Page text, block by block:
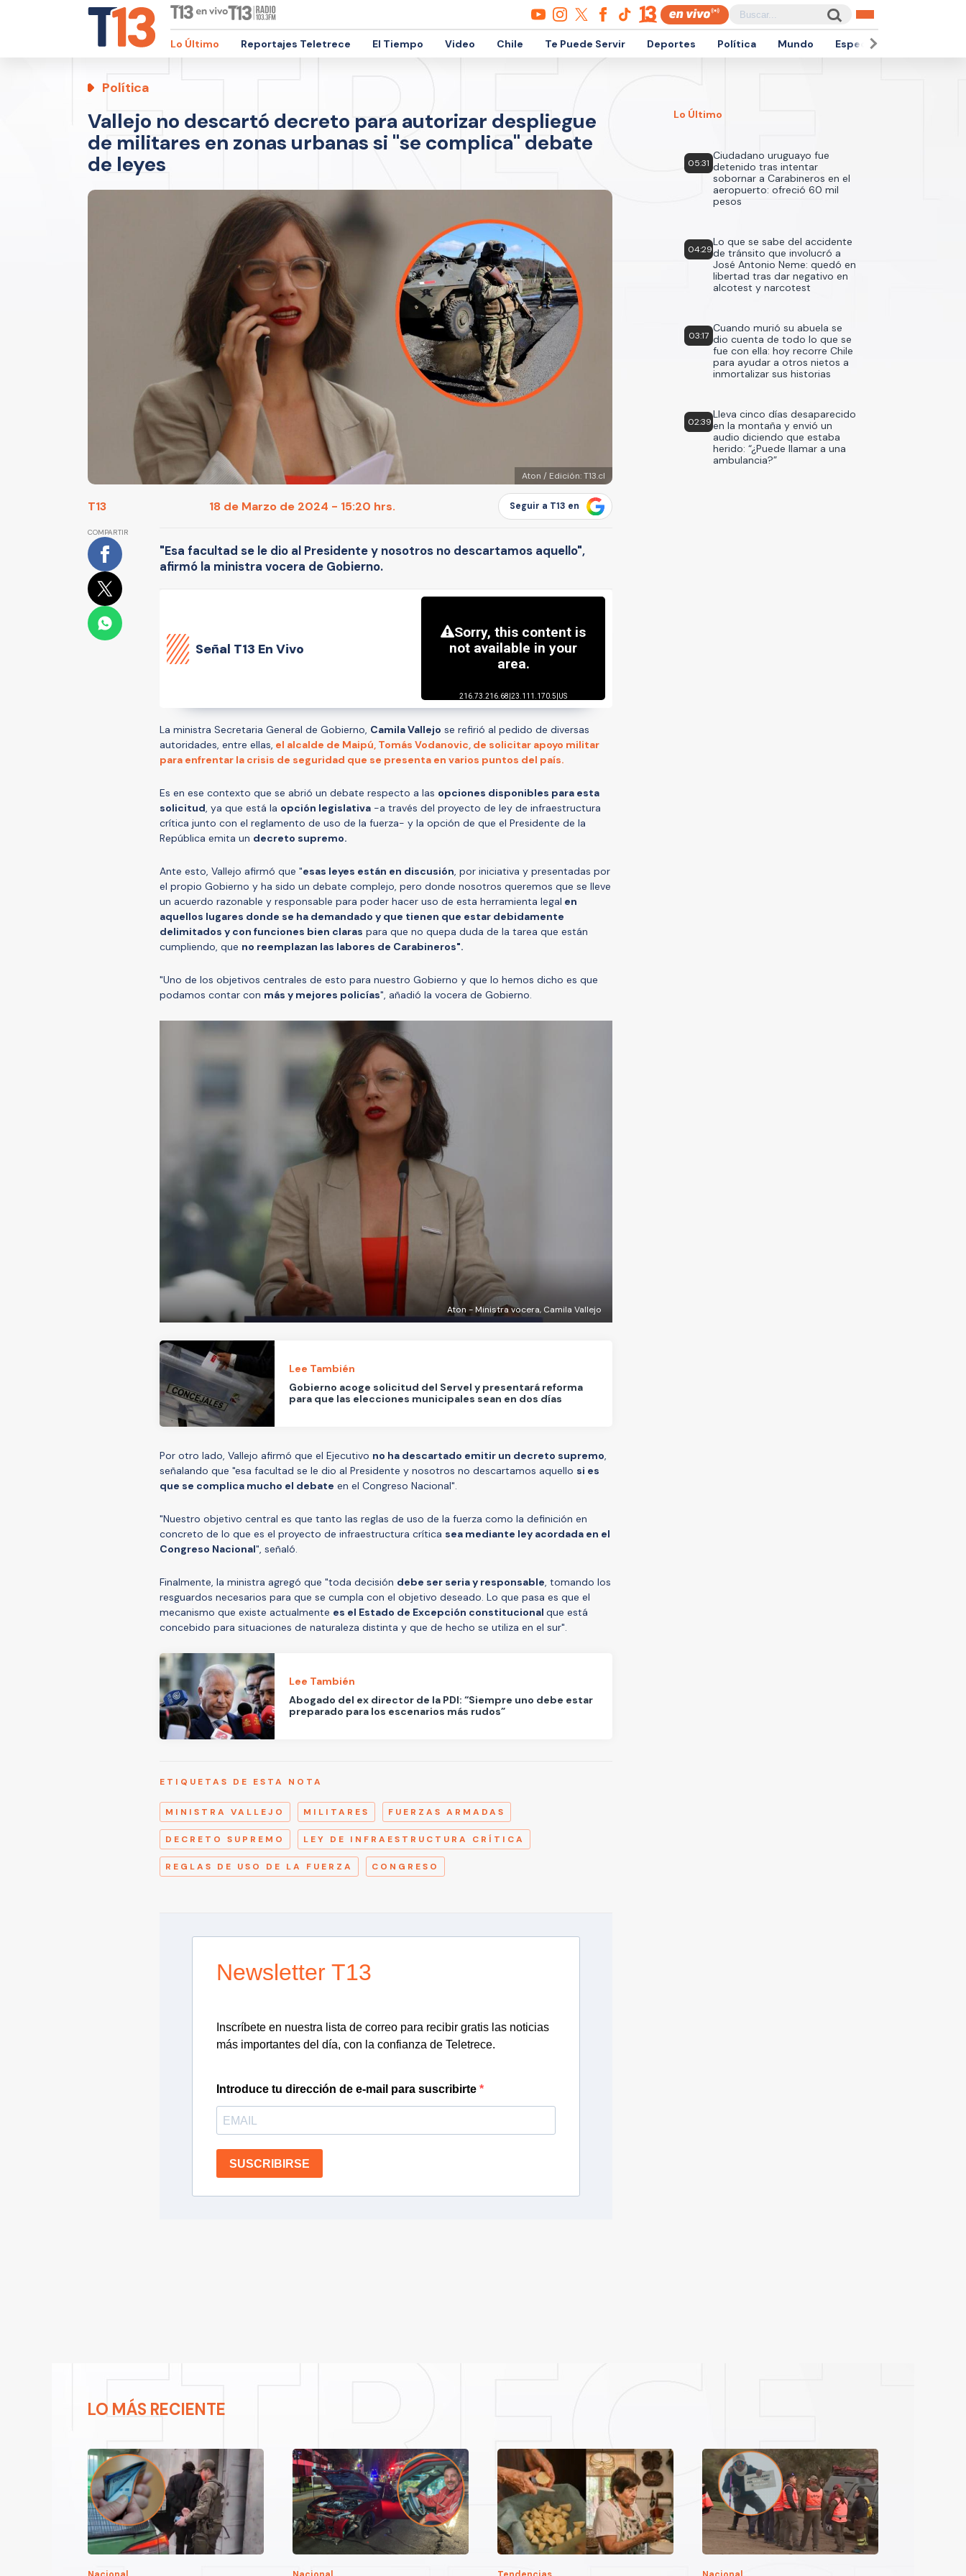
Lo Último Reportajes Teletrece El Tiempo Video Chile Te Puede Servir Deportes Política Mundo Espectáculos
Política
Vallejo no descartó decreto para autorizar despliegue
de militares en zonas urbanas si "se complica" debate
de leyes
Aton / Edición: T13.cl
T13 18 de Marzo de 2024 - 15:20 hrs. Seguir a T13 en
COMPARTIR
"Esa facultad se le dio al Presidente y nosotros no descartamos aquello",
afirmó la ministra vocera de Gobierno.
Señal T13 En Vivo
La ministra Secretaria General de Gobierno, Camila Vallejo se refirió al pedido de diversas
autoridades, entre ellas, el alcalde de Maipú, Tomás Vodanovic, de solicitar apoyo militar
para enfrentar la crisis de seguridad que se presenta en varios puntos del país.
Es en ese contexto que se abrió un debate respecto a las opciones disponibles para esta
solicitud, ya que está la opción legislativa -a través del proyecto de ley de infraestructura
crítica junto con el reglamento de uso de la fuerza- y la opción de que el Presidente de la
República emita un decreto supremo.
Ante esto, Vallejo afirmó que "esas leyes están en discusión, por iniciativa y presentadas por
el propio Gobierno y ha sido un debate complejo, pero donde nosotros queremos que se lleve
un acuerdo razonable y responsable para poder hacer uso de esta herramienta legal en
aquellos lugares donde se ha demandado y que tienen que estar debidamente
delimitados y con funciones bien claras para que no quepa duda de la tarea que están
cumpliendo, que no reemplazan las labores de Carabineros".
"Uno de los objetivos centrales de esto para nuestro Gobierno y que lo hemos dicho es que
podamos contar con más y mejores policías", añadió la vocera de Gobierno.
Aton - Ministra vocera, Camila Vallejo
Lee También
Gobierno acoge solicitud del Servel y presentará reforma
para que las elecciones municipales sean en dos días
Por otro lado, Vallejo afirmó que el Ejecutivo no ha descartado emitir un decreto supremo,
señalando que "esa facultad se le dio al Presidente y nosotros no descartamos aquello si es
que se complica mucho el debate en el Congreso Nacional".
"Nuestro objetivo central es que tanto las reglas de uso de la fuerza como la definición en
concreto de lo que es el proyecto de infraestructura crítica sea mediante ley acordada en el
Congreso Nacional", señaló.
Finalmente, la ministra agregó que "toda decisión debe ser seria y responsable, tomando los
resguardos necesarios para que se cumpla con el objetivo deseado. Lo que pasa es que el
mecanismo que existe actualmente es el Estado de Excepción constitucional que está
concebido para situaciones de naturaleza distinta y que de hecho se utiliza en el sur".
Lee También
Abogado del ex director de la PDI: “Siempre uno debe estar
preparado para los escenarios más rudos”
ETIQUETAS DE ESTA NOTA
MINISTRA VALLEJO MILITARES FUERZAS ARMADAS
DECRETO SUPREMO LEY DE INFRAESTRUCTURA CRÍTICA
REGLAS DE USO DE LA FUERZA CONGRESO
Newsletter T13
Inscríbete en nuestra lista de correo para recibir gratis las noticias
más importantes del día, con la confianza de Teletrece.
Introduce tu dirección de e-mail para suscribirte
SUSCRIBIRSE
Lo Último
05:31
Ciudadano uruguayo fue
detenido tras intentar
sobornar a Carabineros en el
aeropuerto: ofreció 60 mil
pesos
04:29
Lo que se sabe del accidente
de tránsito que involucró a
José Antonio Neme: quedó en
libertad tras dar negativo en
alcotest y narcotest
03:17
Cuando murió su abuela se
dio cuenta de todo lo que se
fue con ella: hoy recorre Chile
para ayudar a otros nietos a
inmortalizar sus historias
02:39
Lleva cinco días desaparecido
en la montaña y envió un
audio diciendo que estaba
herido: “¿Puede llamar a una
ambulancia?”
LO MÁS RECIENTE